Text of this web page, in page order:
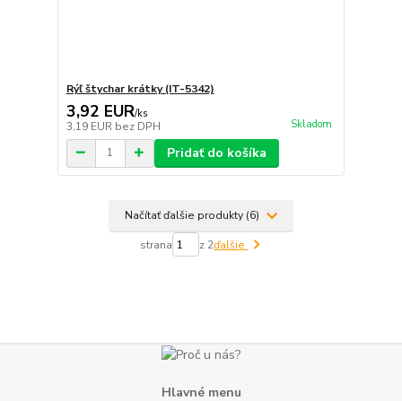
Rýľ štychar krátky (IT-5342)
3,92 EUR/ks
3,19 EUR bez DPH Skladom
Pridať do košíka
Načítať ďalšie produkty (6)
strana z 2ďalšie
Hlavné menu